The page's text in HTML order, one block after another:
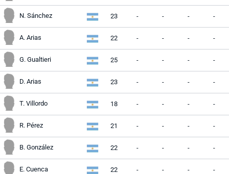
N. Sánchez 23 - - - -
A. Arias 22 - - - -
G. Gualtieri 25 - - - -
D. Arias 23 - - - -
T. Villordo 18 - - - -
R. Pérez 21 - - - -
B. González 22 - - - -
E. Cuenca 22 - - - -